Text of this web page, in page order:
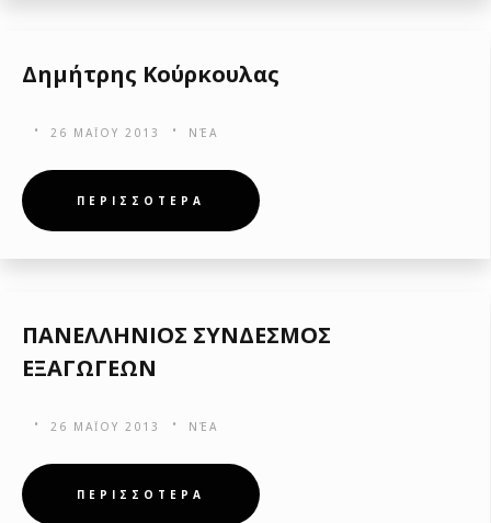
Δημήτρης Κούρκουλας
26 ΜΑΪ́ΟΥ 2013 ΝΈΑ
ΠΕΡΙΣΣΟΤΕΡΑ
ΠΑΝΕΛΛΗΝΙΟΣ ΣΥΝΔΕΣΜΟΣ
ΕΞΑΓΩΓΕΩΝ
26 ΜΑΪ́ΟΥ 2013 ΝΈΑ
ΠΕΡΙΣΣΟΤΕΡΑ